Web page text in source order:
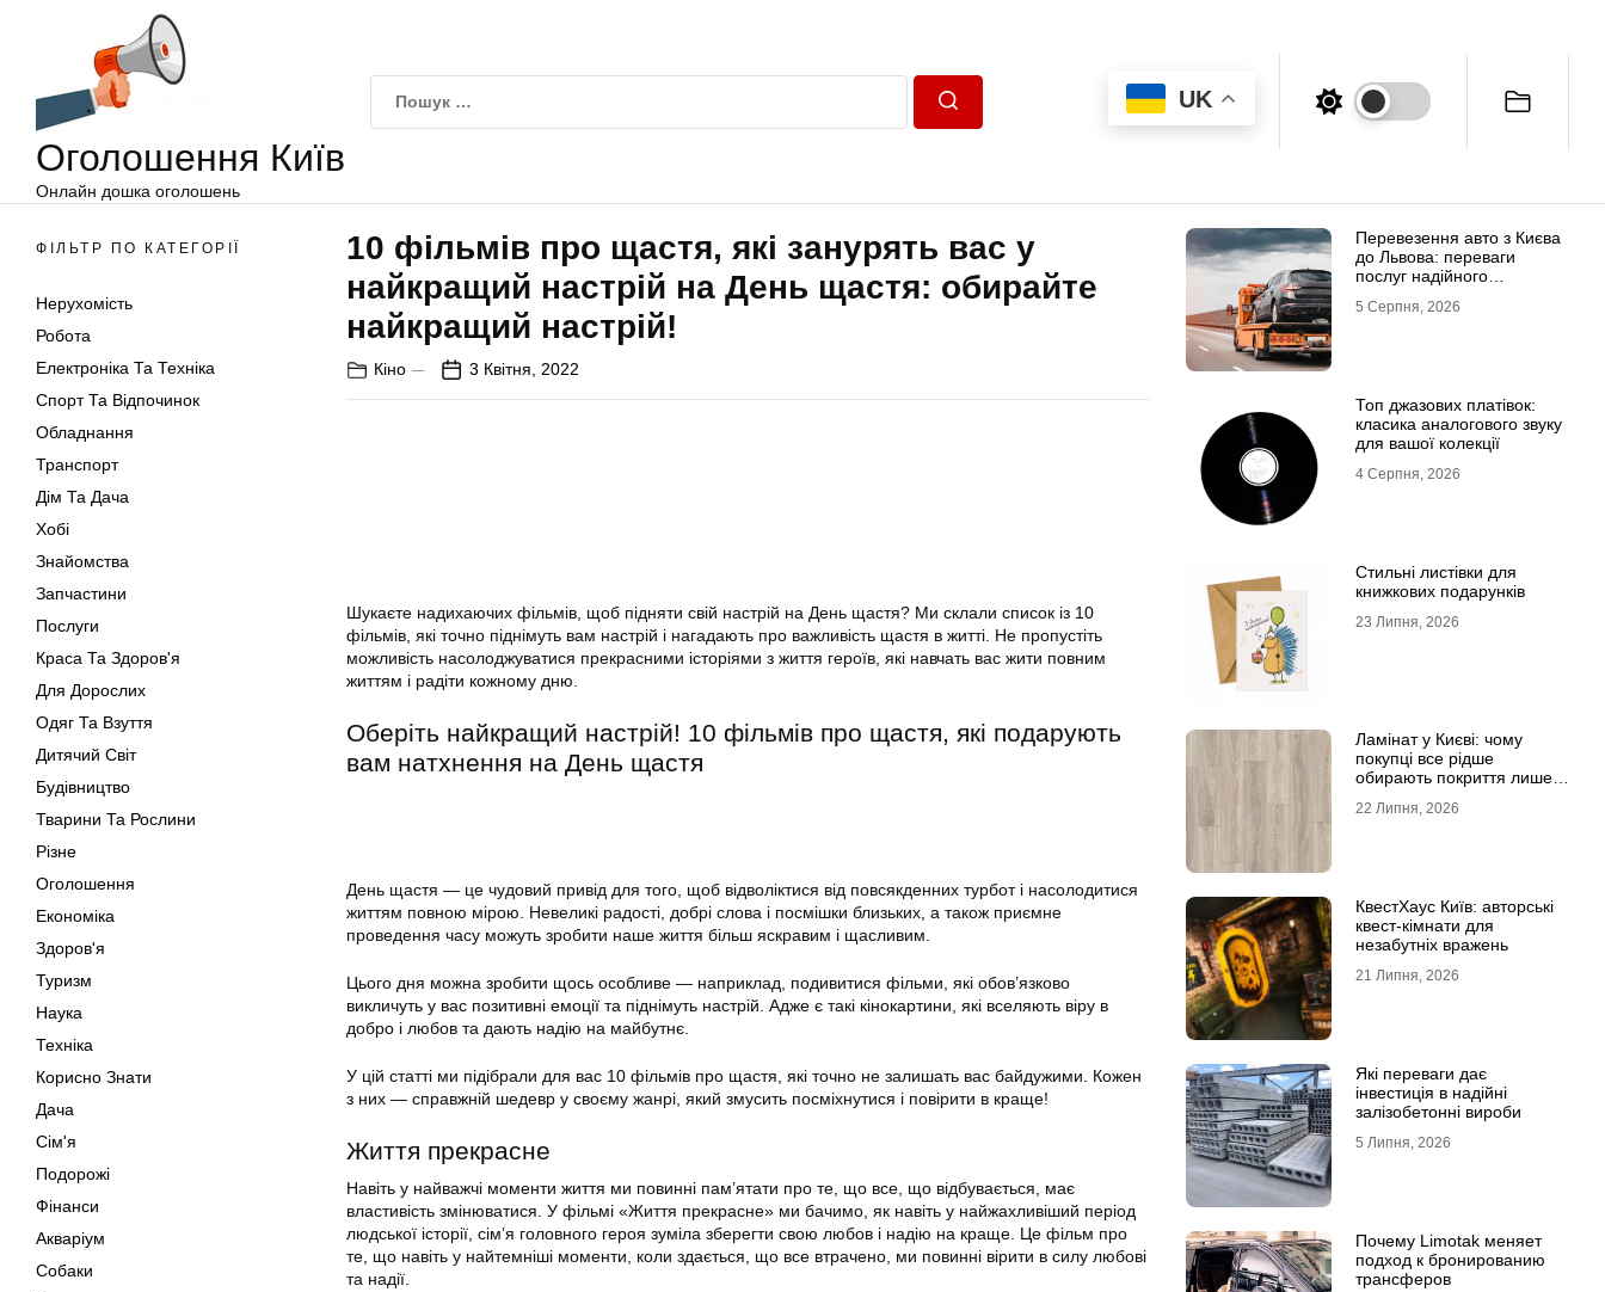
Оголошення Київ
Онлайн дошка оголошень
UK
ФІЛЬТР ПО КАТЕГОРІЇ
Нерухомість
Робота
Електроніка Та Техніка
Спорт Та Відпочинок
Обладнання
Транспорт
Дім Та Дача
Хобі
Знайомства
Запчастини
Послуги
Краса Та Здоров'я
Для Дорослих
Одяг Та Взуття
Дитячий Світ
Будівництво
Тварини Та Рослини
Різне
Оголошення
Економіка
Здоров'я
Туризм
Наука
Техніка
Корисно Знати
Дача
Сім'я
Подорожі
Фінанси
Акваріум
Собаки
10 фільмів про щастя, які занурять вас у
найкращий настрій на День щастя: обирайте
найкращий настрій!
Кіно 3 Квітня, 2022
Шукаєте надихаючих фільмів, щоб підняти свій настрій на День щастя? Ми склали список із 10
фільмів, які точно піднімуть вам настрій і нагадають про важливість щастя в житті. Не пропустіть
можливість насолоджуватися прекрасними історіями з життя героїв, які навчать вас жити повним
життям і радіти кожному дню.
Оберіть найкращий настрій! 10 фільмів про щастя, які подарують
вам натхнення на День щастя
День щастя — це чудовий привід для того, щоб відволіктися від повсякденних турбот і насолодитися
життям повною мірою. Невеликі радості, добрі слова і посмішки близьких, а також приємне
проведення часу можуть зробити наше життя більш яскравим і щасливим.
Цього дня можна зробити щось особливе — наприклад, подивитися фільми, які обов’язково
викличуть у вас позитивні емоції та піднімуть настрій. Адже є такі кінокартини, які вселяють віру в
добро і любов та дають надію на майбутнє.
У цій статті ми підібрали для вас 10 фільмів про щастя, які точно не залишать вас байдужими. Кожен
з них — справжній шедевр у своєму жанрі, який змусить посміхнутися і повірити в краще!
Життя прекрасне
Навіть у найважчі моменти життя ми повинні пам’ятати про те, що все, що відбувається, має
властивість змінюватися. У фільмі «Життя прекрасне» ми бачимо, як навіть у найжахливіший період
людської історії, сім’я головного героя зуміла зберегти свою любов і надію на краще. Це фільм про
те, що навіть у найтемніші моменти, коли здається, що все втрачено, ми повинні вірити в силу любові
та надії.
Перевезення авто з Києва
до Львова: переваги
послуг надійного
5 Серпня, 2026
Топ джазових платівок:
класика аналогового звуку
для вашої колекції
4 Серпня, 2026
Стильні листівки для
книжкових подарунків
23 Липня, 2026
Ламінат у Києві: чому
покупці все рідше
обирають покриття лише
22 Липня, 2026
КвестХаус Київ: авторські
квест-кімнати для
незабутніх вражень
21 Липня, 2026
Які переваги дає
інвестиція в надійні
залізобетонні вироби
5 Липня, 2026
Почему Limotak меняет
подход к бронированию
трансферов